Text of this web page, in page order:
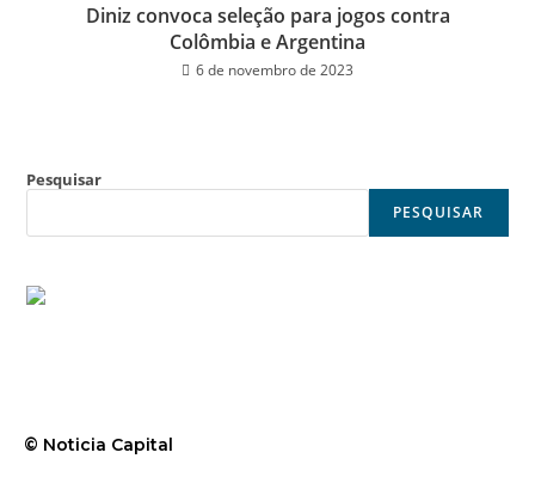
Diniz convoca seleção para jogos contra
Colômbia e Argentina
6 de novembro de 2023
Pesquisar
PESQUISAR
© Noticia Capital